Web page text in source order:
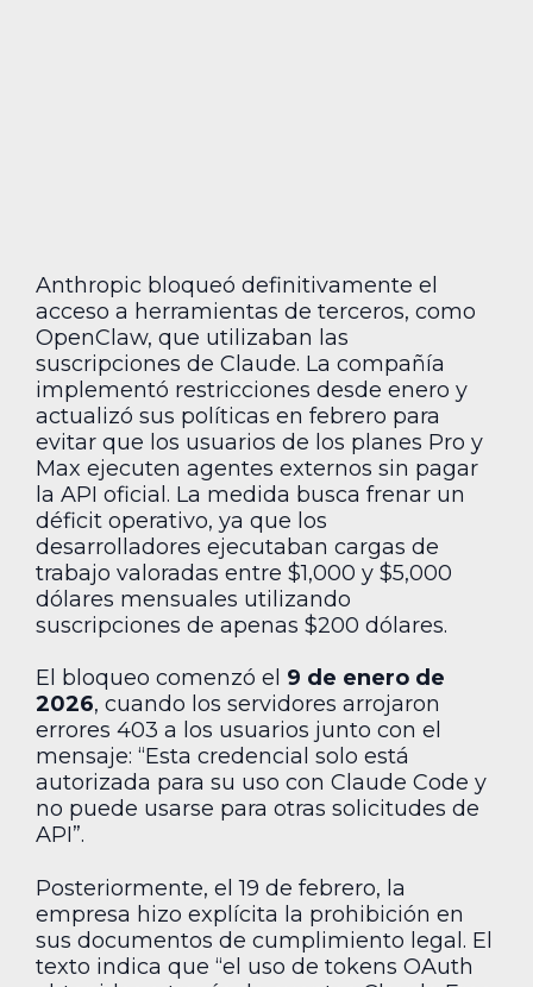
Anthropic bloqueó definitivamente el
acceso a herramientas de terceros, como
OpenClaw, que utilizaban las
suscripciones de Claude. La compañía
implementó restricciones desde enero y
actualizó sus políticas en febrero para
evitar que los usuarios de los planes Pro y
Max ejecuten agentes externos sin pagar
la API oficial. La medida busca frenar un
déficit operativo, ya que los
desarrolladores ejecutaban cargas de
trabajo valoradas entre $1,000 y $5,000
dólares mensuales utilizando
suscripciones de apenas $200 dólares.
El bloqueo comenzó el 9 de enero de
2026, cuando los servidores arrojaron
errores 403 a los usuarios junto con el
mensaje: “Esta credencial solo está
autorizada para su uso con Claude Code y
no puede usarse para otras solicitudes de
API”.
Posteriormente, el 19 de febrero, la
empresa hizo explícita la prohibición en
sus documentos de cumplimiento legal. El
texto indica que “el uso de tokens OAuth